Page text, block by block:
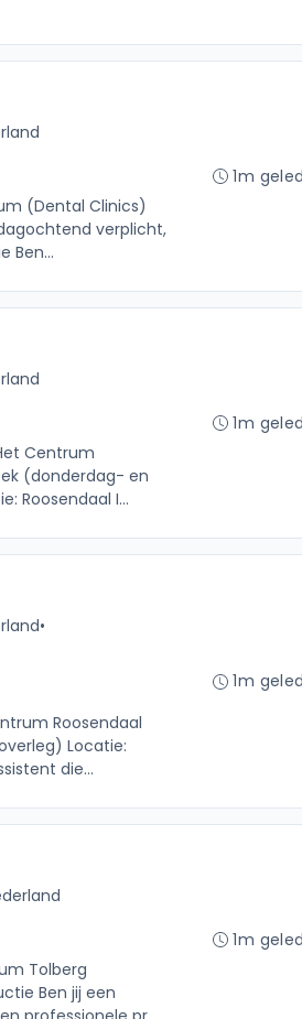
(Dental Clinics)
verplicht,
Ben...
1m
Centrum
(donderdag- en
Roosendaal I...
1m
•
Roosendaal
Locatie:
die...
1m
Tolberg
Ben jij een
1m